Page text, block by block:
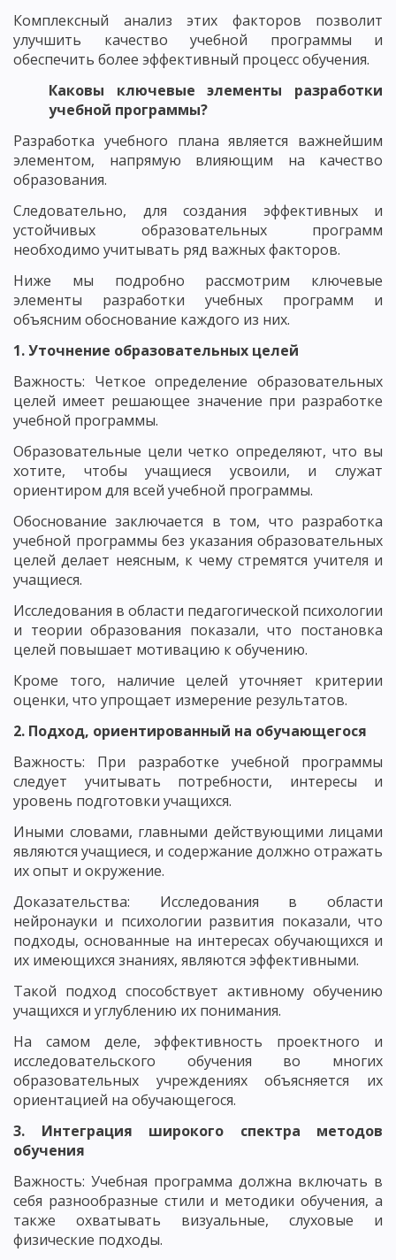
Комплексный анализ этих факторов позволит
улучшить качество учебной программы и
обеспечить более эффективный процесс обучения.
Каковы ключевые элементы разработки
учебной программы?
Разработка учебного плана является важнейшим
элементом, напрямую влияющим на качество
образования.
Следовательно, для создания эффективных и
устойчивых образовательных программ
необходимо учитывать ряд важных факторов.
Ниже мы подробно рассмотрим ключевые
элементы разработки учебных программ и
объясним обоснование каждого из них.
1. Уточнение образовательных целей
Важность: Четкое определение образовательных
целей имеет решающее значение при разработке
учебной программы.
Образовательные цели четко определяют, что вы
хотите, чтобы учащиеся усвоили, и служат
ориентиром для всей учебной программы.
Обоснование заключается в том, что разработка
учебной программы без указания образовательных
целей делает неясным, к чему стремятся учителя и
учащиеся.
Исследования в области педагогической психологии
и теории образования показали, что постановка
целей повышает мотивацию к обучению.
Кроме того, наличие целей уточняет критерии
оценки, что упрощает измерение результатов.
2. Подход, ориентированный на обучающегося
Важность: При разработке учебной программы
следует учитывать потребности, интересы и
уровень подготовки учащихся.
Иными словами, главными действующими лицами
являются учащиеся, и содержание должно отражать
их опыт и окружение.
Доказательства: Исследования в области
нейронауки и психологии развития показали, что
подходы, основанные на интересах обучающихся и
их имеющихся знаниях, являются эффективными.
Такой подход способствует активному обучению
учащихся и углублению их понимания.
На самом деле, эффективность проектного и
исследовательского обучения во многих
образовательных учреждениях объясняется их
ориентацией на обучающегося.
3. Интеграция широкого спектра методов
обучения
Важность: Учебная программа должна включать в
себя разнообразные стили и методики обучения, а
также охватывать визуальные, слуховые и
физические подходы.